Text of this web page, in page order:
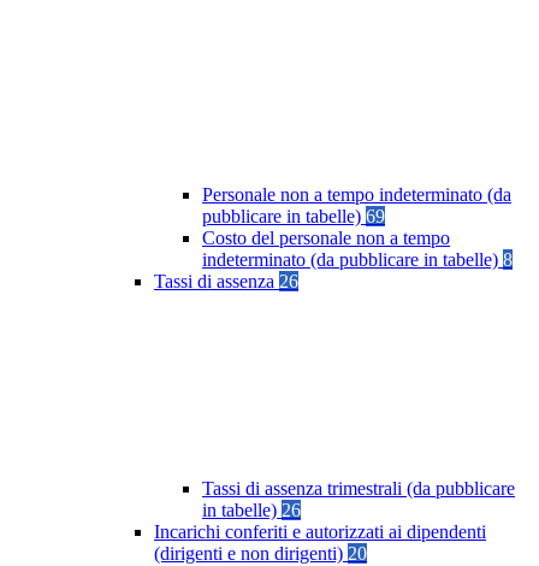
Personale non a tempo indeterminato (da
pubblicare in tabelle) 69
Costo del personale non a tempo
indeterminato (da pubblicare in tabelle) 8
Tassi di assenza 26
Tassi di assenza trimestrali (da pubblicare
in tabelle) 26
Incarichi conferiti e autorizzati ai dipendenti
(dirigenti e non dirigenti) 20